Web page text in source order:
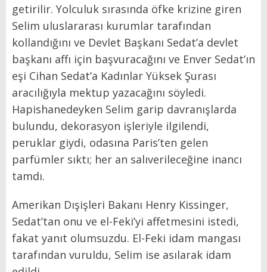
getirilir. Yolculuk sırasında öfke krizine giren
Selim uluslararası kurumlar tarafından
kollandığını ve Devlet Başkanı Sedat’a devlet
başkanı affı için başvuracağını ve Enver Sedat’ın
eşi Cihan Sedat’a Kadınlar Yüksek Şurası
aracılığıyla mektup yazacağını söyledi.
Hapishanedeyken Selim garip davranışlarda
bulundu, dekorasyon işleriyle ilgilendi,
peruklar giydi, odasına Paris’ten gelen
parfümler sıktı; her an salıverileceğine inancı
tamdı.
Amerikan Dışişleri Bakanı Henry Kissinger,
Sedat’tan onu ve el-Feki’yi affetmesini istedi,
fakat yanıt olumsuzdu. El-Feki idam mangası
tarafından vuruldu, Selim ise asılarak idam